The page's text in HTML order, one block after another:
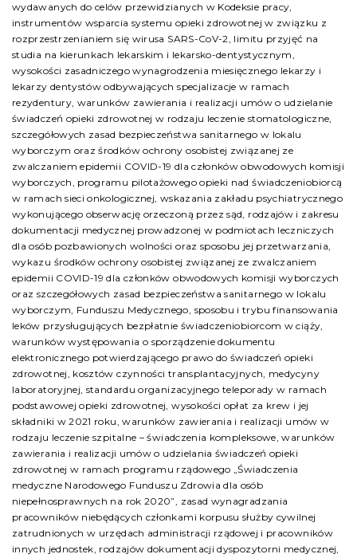
wydawanych do celów przewidzianych w Kodeksie pracy,
instrumentów wsparcia systemu opieki zdrowotnej w związku z
rozprzestrzenianiem się wirusa SARS-CoV-2, limitu przyjęć na
studia na kierunkach lekarskim i lekarsko-dentystycznym,
wysokości zasadniczego wynagrodzenia miesięcznego lekarzy i
lekarzy dentystów odbywających specjalizacje w ramach
rezydentury, warunków zawierania i realizacji umów o udzielanie
świadczeń opieki zdrowotnej w rodzaju leczenie stomatologiczne,
szczegółowych zasad bezpieczeństwa sanitarnego w lokalu
wyborczym oraz środków ochrony osobistej związanej ze
zwalczaniem epidemii COVID-19 dla członków obwodowych komisji
wyborczych, programu pilotażowego opieki nad świadczeniobiorcą
w ramach sieci onkologicznej, wskazania zakładu psychiatrycznego
wykonującego obserwację orzeczoną przez sąd, rodzajów i zakresu
dokumentacji medycznej prowadzonej w podmiotach leczniczych
dla osób pozbawionych wolności oraz sposobu jej przetwarzania,
wykazu środków ochrony osobistej związanej ze zwalczaniem
epidemii COVID-19 dla członków obwodowych komisji wyborczych
oraz szczegółowych zasad bezpieczeństwa sanitarnego w lokalu
wyborczym, Funduszu Medycznego, sposobu i trybu finansowania
leków przysługujących bezpłatnie świadczeniobiorcom w ciąży,
warunków występowania o sporządzenie dokumentu
elektronicznego potwierdzającego prawo do świadczeń opieki
zdrowotnej, kosztów czynności transplantacyjnych, medycyny
laboratoryjnej, standardu organizacyjnego teleporady w ramach
podstawowej opieki zdrowotnej, wysokości opłat za krew i jej
składniki w 2021 roku, warunków zawierania i realizacji umów w
rodzaju leczenie szpitalne – świadczenia kompleksowe, warunków
zawierania i realizacji umów o udzielania świadczeń opieki
zdrowotnej w ramach programu rządowego „Świadczenia
medyczne Narodowego Funduszu Zdrowia dla osób
niepełnosprawnych na rok 2020”, zasad wynagradzania
pracowników niebędących członkami korpusu służby cywilnej
zatrudnionych w urzędach administracji rządowej i pracowników
innych jednostek, rodzajów dokumentacji dyspozytorni medycznej,